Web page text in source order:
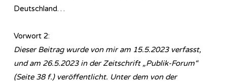
Deutschland…
Vorwort 2:
Dieser Beitrag wurde von mir am 15.5.2023 verfasst,
und am 26.5.2023 in der Zeitschrift „Publik-Forum“
(Seite 38 f.) veröffentlicht. Unter dem von der